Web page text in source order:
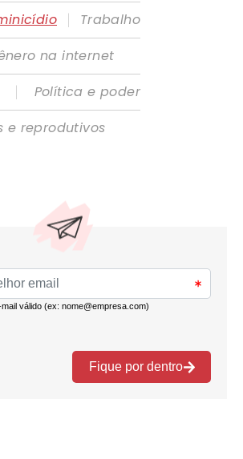
|
Trabalho
na internet
|
Política e poder
e reprodutivos